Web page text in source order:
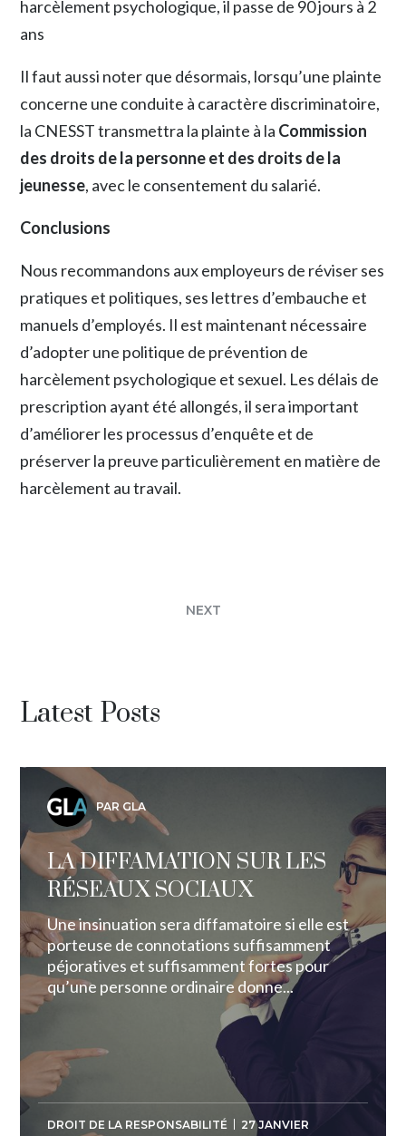
harcèlement psychologique, il passe de 90 jours à 2
ans
Il faut aussi noter que désormais, lorsqu’une plainte
concerne une conduite à caractère discriminatoire,
la CNESST transmettra la plainte à la Commission
des droits de la personne et des droits de la
jeunesse, avec le consentement du salarié.
Conclusions
Nous recommandons aux employeurs de réviser ses
pratiques et politiques, ses lettres d’embauche et
manuels d’employés. Il est maintenant nécessaire
d’adopter une politique de prévention de
harcèlement psychologique et sexuel. Les délais de
prescription ayant été allongés, il sera important
d’améliorer les processus d’enquête et de
préserver la preuve particulièrement en matière de
harcèlement au travail.
NEXT
Latest Posts
PAR GLA
LA DIFFAMATION SUR LES
RÉSEAUX SOCIAUX
Une insinuation sera diffamatoire si elle est
porteuse de connotations suffisamment
péjoratives et suffisamment fortes pour
qu’une personne ordinaire donne...
DROIT DE LA RESPONSABILITÉ
27 JANVIER